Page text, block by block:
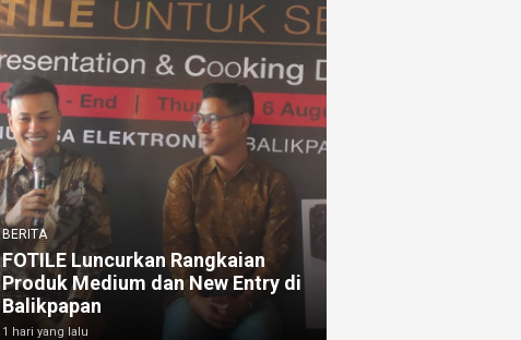
BERITA
FOTILE Luncurkan Rangkaian
Produk Medium dan New Entry di
Balikpapan
1 hari yang lalu